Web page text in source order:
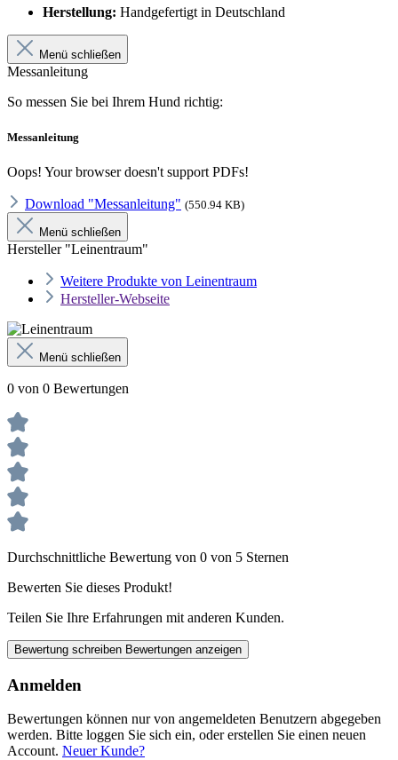
Herstellung: Handgefertigt in Deutschland
Menü schließen
Messanleitung
So messen Sie bei Ihrem Hund richtig:
Messanleitung
Oops! Your browser doesn't support PDFs!
Download "Messanleitung" (550.94 KB)
Menü schließen
Hersteller "Leinentraum"
Weitere Produkte von Leinentraum
Hersteller-Webseite
Menü schließen
0 von 0 Bewertungen
Durchschnittliche Bewertung von 0 von 5 Sternen
Bewerten Sie dieses Produkt!
Teilen Sie Ihre Erfahrungen mit anderen Kunden.
Bewertung schreiben Bewertungen anzeigen
Anmelden
Bewertungen können nur von angemeldeten Benutzern abgegeben
werden. Bitte loggen Sie sich ein, oder erstellen Sie einen neuen
Account. Neuer Kunde?